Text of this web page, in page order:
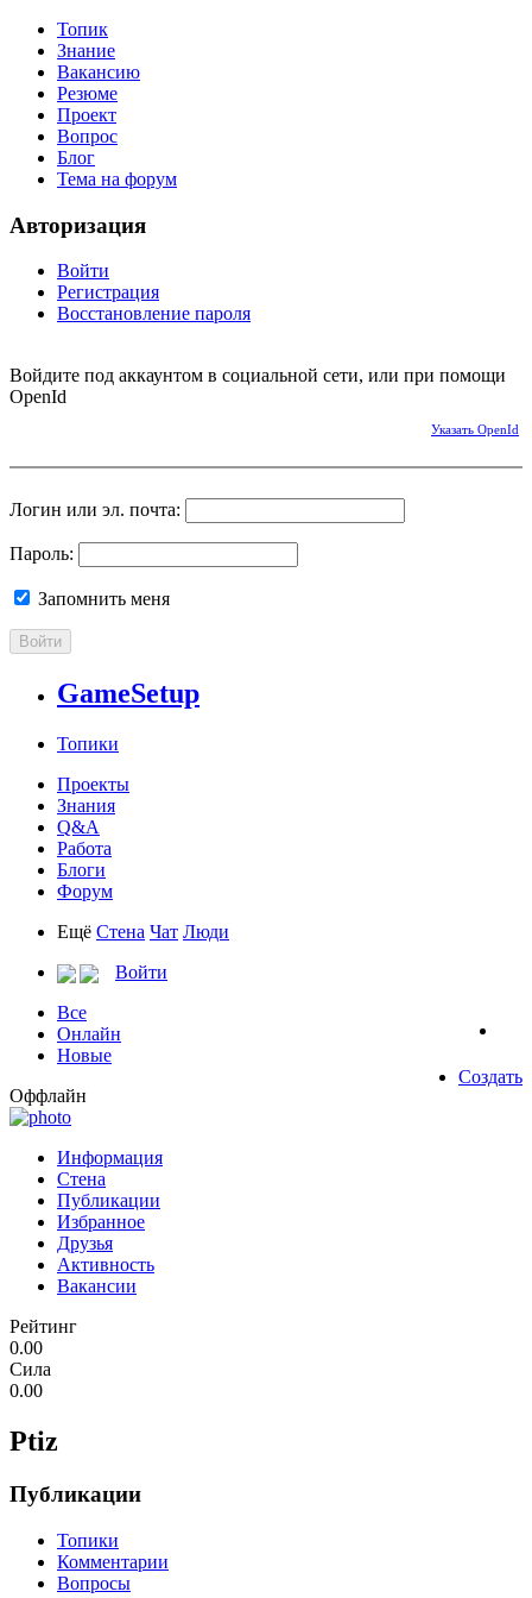
Топик
Знание
Вакансию
Резюме
Проект
Вопрос
Блог
Тема на форум
Авторизация
Войти
Регистрация
Восстановление пароля
Войдите под аккаунтом в социальной сети, или при помощи
OpenId
Указать OpenId
Логин или эл. почта:
Пароль:
Запомнить меня
Войти
GameSetup
Топики
Проекты
Знания
Q&A
Работа
Блоги
Форум
Ещё Стена Чат Люди
Войти
Все
Онлайн
Новые
Создать
Оффлайн
Информация
Стена
Публикации
Избранное
Друзья
Активность
Вакансии
Рейтинг
0.00
Сила
0.00
Ptiz
Публикации
Топики
Комментарии
Вопросы